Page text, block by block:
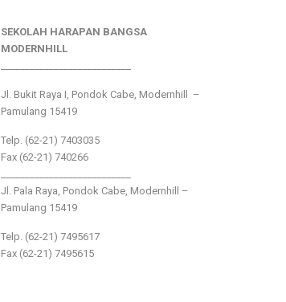
SEKOLAH HARAPAN BANGSA
MODERNHILL
Jl. Bukit Raya I, Pondok Cabe, Modernhill –
Pamulang 15419
Telp. (62-21) 7403035
Fax (62-21) 740266
Jl. Pala Raya, Pondok Cabe, Modernhill –
Pamulang 15419
Telp. (62-21) 7495617
Fax (62-21) 7495615